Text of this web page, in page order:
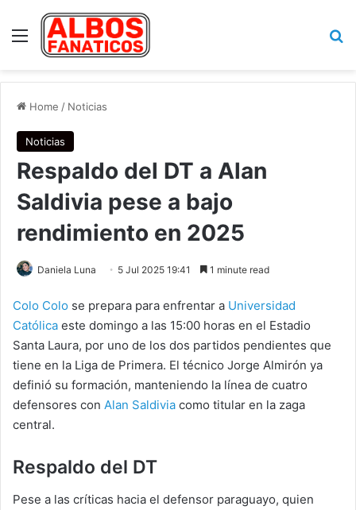
Menu
Home / Noticias
Noticias
Respaldo del DT a Alan
Saldivia pese a bajo
rendimiento en 2025
Daniela Luna 5 Jul 2025 19:41 1 minute read
Colo Colo se prepara para enfrentar a Universidad
Católica este domingo a las 15:00 horas en el Estadio
Santa Laura, por uno de los dos partidos pendientes que
tiene en la Liga de Primera. El técnico Jorge Almirón ya
definió su formación, manteniendo la línea de cuatro
defensores con Alan Saldivia como titular en la zaga
central.
Respaldo del DT
Pese a las críticas hacia el defensor paraguayo, quien